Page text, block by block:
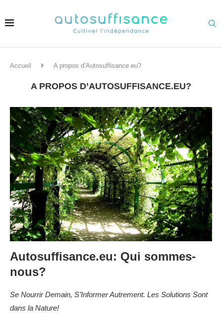
Accueil A propos d’Autosuffisance.eu?
A PROPOS D’AUTOSUFFISANCE.EU?
Autosuffisance.eu: Qui sommes-
nous?
Se Nourrir Demain, S’Informer Autrement. Les Solutions Sont
dans la Nature!